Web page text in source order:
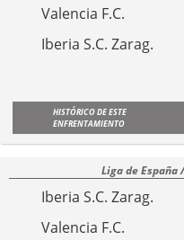
Valencia F.C.
Iberia S.C. Zarag.
HISTÓRICO DE ESTE
ENFRENTAMIENTO
Liga de España
Iberia S.C. Zarag.
Valencia F.C.